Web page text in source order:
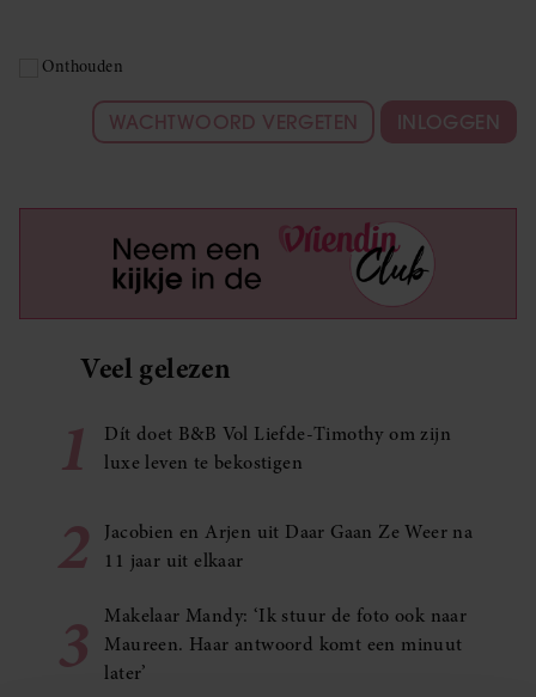
Onthouden
WACHTWOORD VERGETEN INLOGGEN
Veel gelezen
1
Dít doet B&B Vol Liefde-Timothy om zijn
luxe leven te bekostigen
2
Jacobien en Arjen uit Daar Gaan Ze Weer na
11 jaar uit elkaar
3
Makelaar Mandy: ‘Ik stuur de foto ook naar
Maureen. Haar antwoord komt een minuut
later’